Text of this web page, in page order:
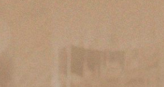
Eu recomendo esse produto.